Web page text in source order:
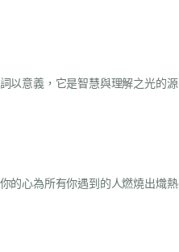
以意義，它是智慧與理解之光的源
的心為所有你遇到的人燃燒出熾熱